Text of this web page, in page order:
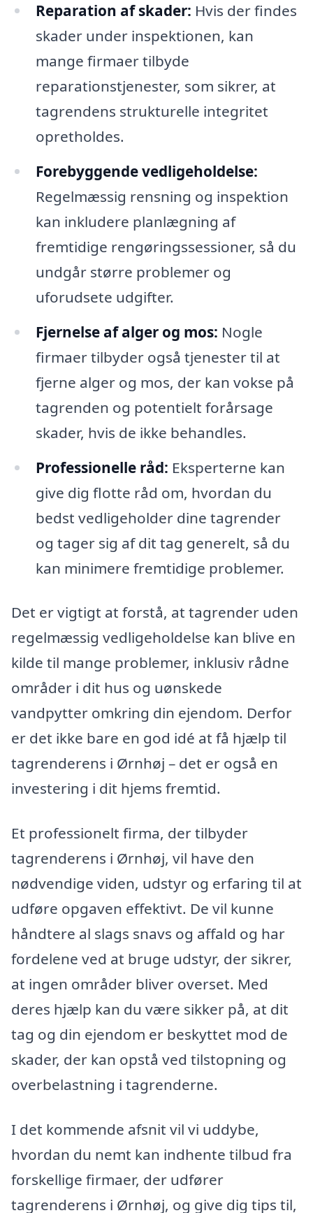
Reparation af skader: Hvis der findes
skader under inspektionen, kan
mange firmaer tilbyde
reparationstjenester, som sikrer, at
tagrendens strukturelle integritet
opretholdes.
Forebyggende vedligeholdelse:
Regelmæssig rensning og inspektion
kan inkludere planlægning af
fremtidige rengøringssessioner, så du
undgår større problemer og
uforudsete udgifter.
Fjernelse af alger og mos: Nogle
firmaer tilbyder også tjenester til at
fjerne alger og mos, der kan vokse på
tagrenden og potentielt forårsage
skader, hvis de ikke behandles.
Professionelle råd: Eksperterne kan
give dig flotte råd om, hvordan du
bedst vedligeholder dine tagrender
og tager sig af dit tag generelt, så du
kan minimere fremtidige problemer.
Det er vigtigt at forstå, at tagrender uden
regelmæssig vedligeholdelse kan blive en
kilde til mange problemer, inklusiv rådne
områder i dit hus og uønskede
vandpytter omkring din ejendom. Derfor
er det ikke bare en god idé at få hjælp til
tagrenderens i Ørnhøj – det er også en
investering i dit hjems fremtid.
Et professionelt firma, der tilbyder
tagrenderens i Ørnhøj, vil have den
nødvendige viden, udstyr og erfaring til at
udføre opgaven effektivt. De vil kunne
håndtere al slags snavs og affald og har
fordelene ved at bruge udstyr, der sikrer,
at ingen områder bliver overset. Med
deres hjælp kan du være sikker på, at dit
tag og din ejendom er beskyttet mod de
skader, der kan opstå ved tilstopning og
overbelastning i tagrenderne.
I det kommende afsnit vil vi uddybe,
hvordan du nemt kan indhente tilbud fra
forskellige firmaer, der udfører
tagrenderens i Ørnhøj, og give dig tips til,